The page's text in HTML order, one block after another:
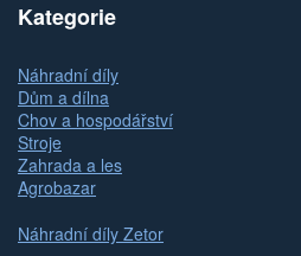
Kategorie
Náhradní díly
Dům a dílna
Chov a hospodářství
Stroje
Zahrada a les
Agrobazar
Náhradní díly Zetor